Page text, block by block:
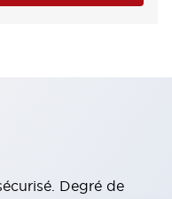
Degré de